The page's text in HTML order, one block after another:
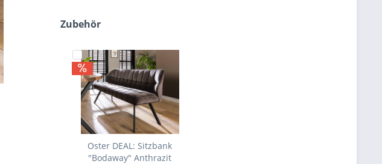
Zubehör
Oster DEAL: Sitzbank
"Bodaway" Anthrazit